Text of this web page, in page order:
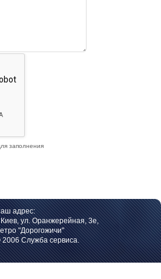
заполнения
адрес:
Киев, ул. Оранжерейная, 3е,
"Дорогожичи"
2006 Служба сервиса.